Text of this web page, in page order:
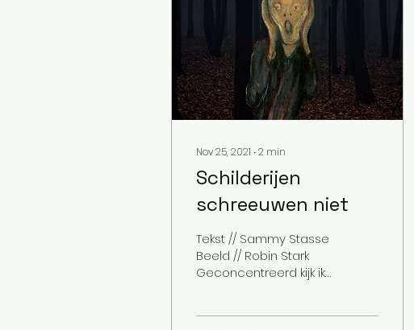
Nov 25, 2021 ∙2 min
Schilderijen
schreeuwen niet
Tekst // Sammy Stasse
Beeld // Robin Stark
Geconcentreerd kijk ik